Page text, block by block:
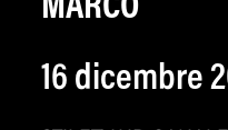
MARCO
16 dicembre